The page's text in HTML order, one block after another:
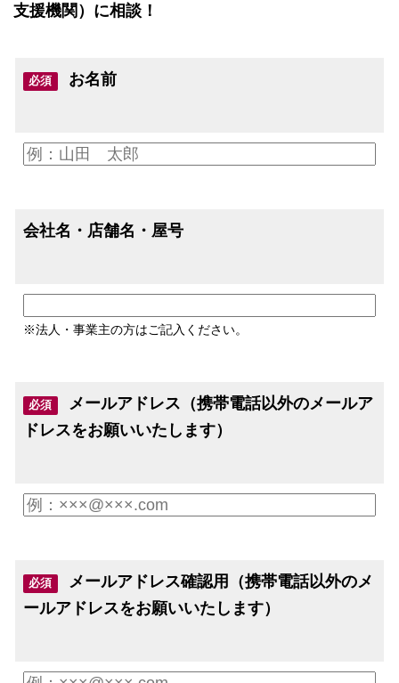
支援機関）に相談！
必須 お名前
会社名・店舗名・屋号
※法人・事業主の方はご記入ください。
必須
メールアドレス（携帯電話以外のメールア
ドレスをお願いいたします）
必須
メールアドレス確認用（携帯電話以外のメ
ールアドレスをお願いいたします）